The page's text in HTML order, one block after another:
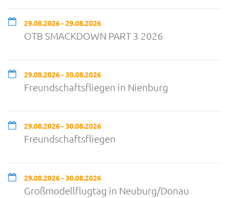
29.08.2026 - 29.08.2026
OTB SMACKDOWN PART 3 2026
29.08.2026 - 30.08.2026
Freundschaftsfliegen in Nienburg
29.08.2026 - 30.08.2026
Freundschaftsfliegen
29.08.2026 - 30.08.2026
Großmodellflugtag in Neuburg/Donau